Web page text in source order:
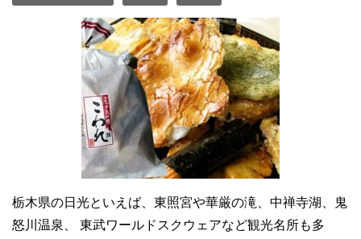
栃木県の日光といえば、東照宮や華厳の滝、中禅寺湖、鬼
怒川温泉、 東武ワールドスクウェアなど観光名所も多